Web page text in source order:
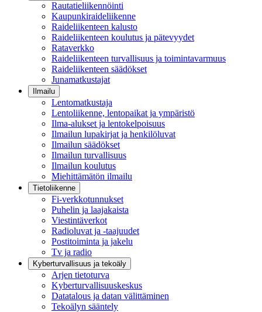
Rautatieliikennöinti
Kaupunkiraideliikenne
Raideliikenteen kalusto
Raideliikenteen koulutus ja pätevyydet
Rataverkko
Raideliikenteen turvallisuus ja toimintavarmuus
Raideliikenteen säädökset
Junamatkustajat
Ilmailu
Lentomatkustaja
Lentoliikenne, lentopaikat ja ympäristö
Ilma-alukset ja lentokelpoisuus
Ilmailun lupakirjat ja henkilöluvat
Ilmailun säädökset
Ilmailun turvallisuus
Ilmailun koulutus
Miehittämätön ilmailu
Tietoliikenne
Fi-verkkotunnukset
Puhelin ja laajakaista
Viestintäverkot
Radioluvat ja -taajuudet
Postitoiminta ja jakelu
Tv ja radio
Kyberturvallisuus ja tekoäly
Arjen tietoturva
Kyberturvallisuuskeskus
Datatalous ja datan välittäminen
Tekoälyn sääntely